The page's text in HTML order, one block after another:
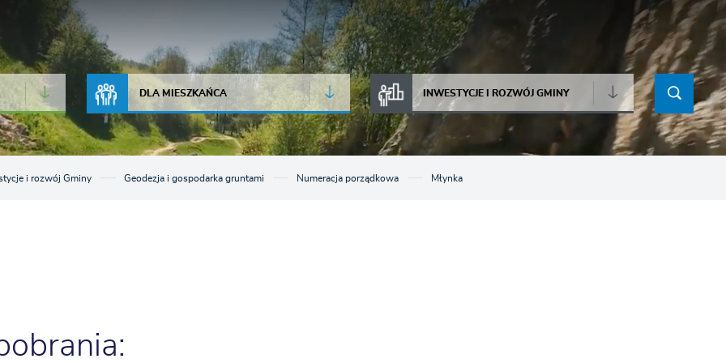
JAKOŚĆ POWIETRZA
DLA MIESZKAŃCA INWESTYCJE I ROZWÓJ GMINY
i rozwój Gminy Geodezja i gospodarka gruntami Numeracja porządkowa Młynka